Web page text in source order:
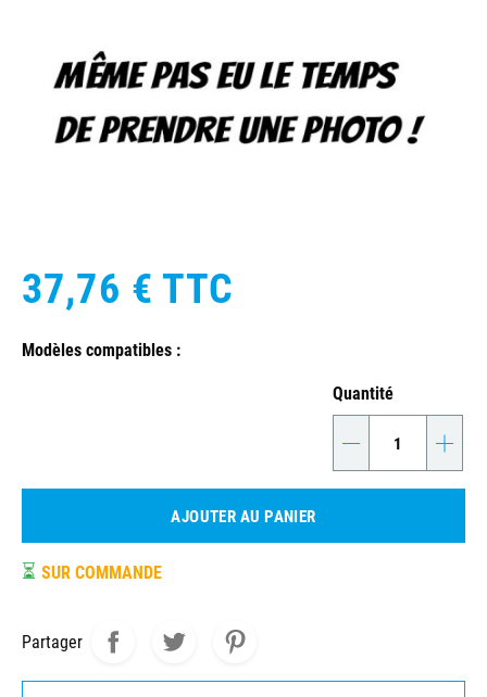
37,76 € TTC
Modèles compatibles :
Quantité
- +
AJOUTER AU PANIER
⏳ SUR COMMANDE
Partager